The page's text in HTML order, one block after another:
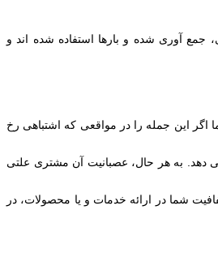
جمع آوری شده و بارها استفاده شده اند و
اگر این جمله را در مواقعی که اشتباهی رخ
دهد. به هر حال، عصبانیت آن مشتری علتی
شما در ارائه خدمات و یا محصولات، در